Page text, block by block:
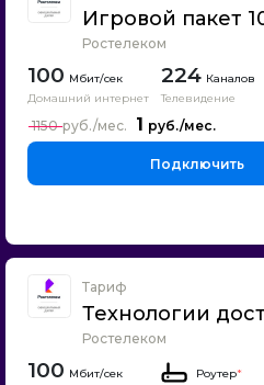
Игровой пакет
Ростелеком
100
Домашний интернет
224 Каналов
Телевидение
1
1150
Подключить
Тариф
Технологии
Ростелеком
100 Роутер*